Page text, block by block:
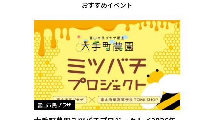
おすすめイベント
富山市民プラザ